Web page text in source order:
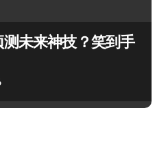
未来神技？笑到手